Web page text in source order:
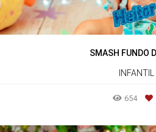
SMASH FUNDO
INFANTIL
654